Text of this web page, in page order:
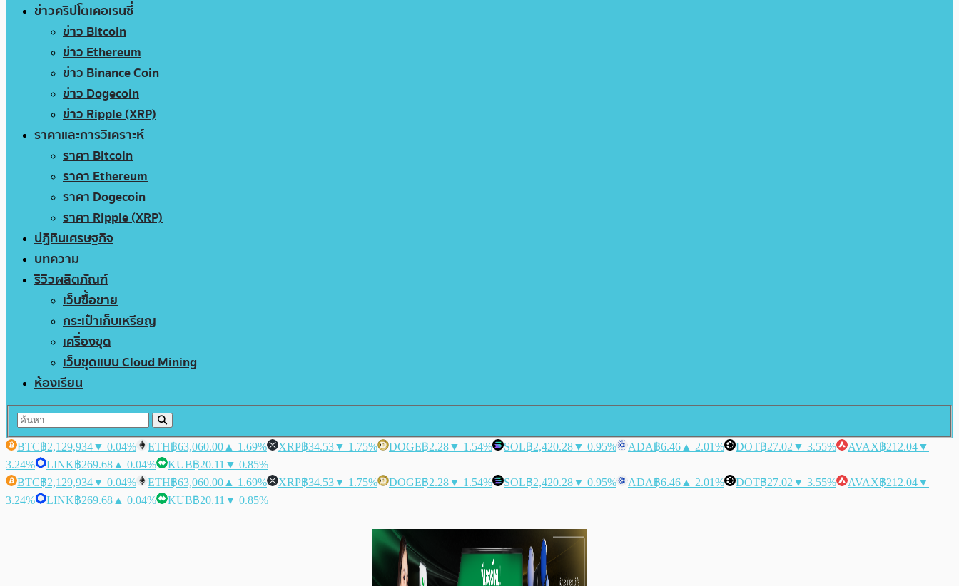
ข่าวคริปโตเคอเรนซี่
ข่าว Bitcoin
ข่าว Ethereum
ข่าว Binance Coin
ข่าว Dogecoin
ข่าว Ripple (XRP)
ราคาและการวิเคราะห์
ราคา Bitcoin
ราคา Ethereum
ราคา Dogecoin
ราคา Ripple (XRP)
ปฏิทินเศรษฐกิจ
บทความ
รีวิวผลิตภัณฑ์
เว็บซื้อขาย
กระเป๋าเก็บเหรียญ
เครื่องขุด
เว็บขุดแบบ Cloud Mining
ห้องเรียน
BTC฿2,129,934▼ 0.04% ETH฿63,060.00 ▲ 1.69% XRP฿34.53▼ 1.75% DOGE฿2.28▼ 1.54% SOL฿2,420.28▼ 0.95% ADA฿6.46 ▲ 2.01% DOT฿27.02 ▼ 3.55% AVAX฿212.04▼
3.24%
LINK฿269.68 ▲ 0.04% KUB฿20.11 ▼ 0.85%
BTC฿2,129,934▼ 0.04% ETH฿63,060.00 ▲ 1.69% XRP฿34.53▼ 1.75% DOGE฿2.28▼ 1.54% SOL฿2,420.28▼ 0.95% ADA฿6.46 ▲ 2.01% DOT฿27.02 ▼ 3.55% AVAX฿212.04▼
3.24%
LINK฿269.68 ▲ 0.04% KUB฿20.11 ▼ 0.85%